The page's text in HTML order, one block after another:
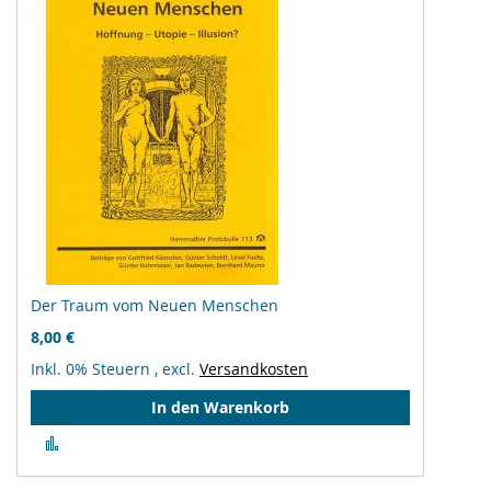
Der Traum vom Neuen Menschen
8,00 €
Inkl. 0% Steuern , excl. Versandkosten
In den Warenkorb
hinzufügen